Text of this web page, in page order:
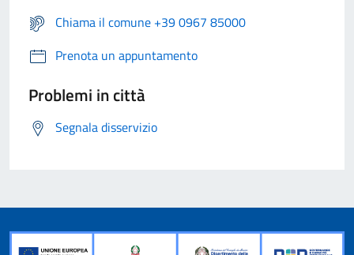
Chiama il comune +39 0967 85000
Prenota un appuntamento
Problemi in città
Segnala disservizio